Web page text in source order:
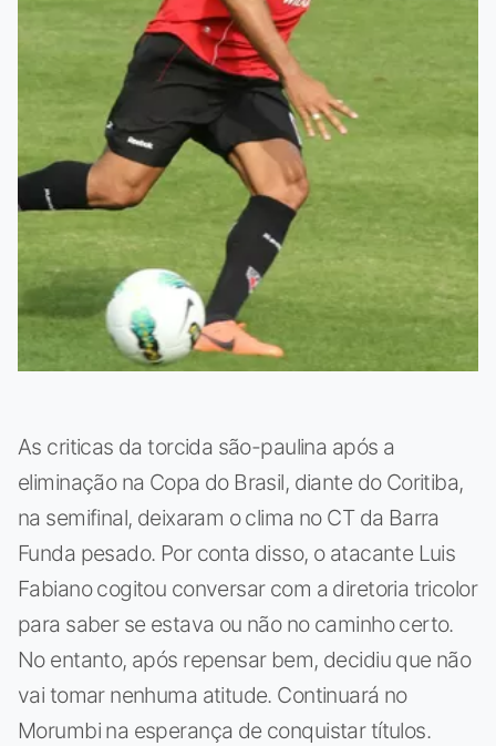
As criticas da torcida são-paulina após a
eliminação na Copa do Brasil, diante do Coritiba,
na semifinal, deixaram o clima no CT da Barra
Funda pesado. Por conta disso, o atacante Luis
Fabiano cogitou conversar com a diretoria tricolor
para saber se estava ou não no caminho certo.
No entanto, após repensar bem, decidiu que não
vai tomar nenhuma atitude. Continuará no
Morumbi na esperança de conquistar títulos.